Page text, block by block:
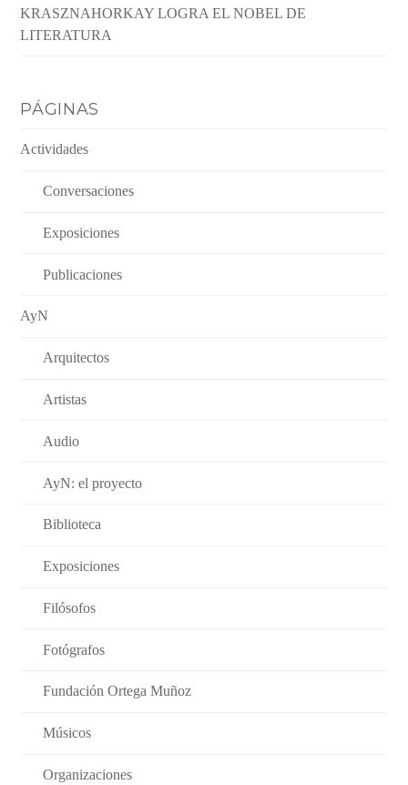
KRASZNAHORKAY LOGRA EL NOBEL DE
LITERATURA
PÁGINAS
Actividades
Conversaciones
Exposiciones
Publicaciones
AyN
Arquitectos
Artistas
Audio
AyN: el proyecto
Biblioteca
Exposiciones
Filósofos
Fotógrafos
Fundación Ortega Muñoz
Músicos
Organizaciones